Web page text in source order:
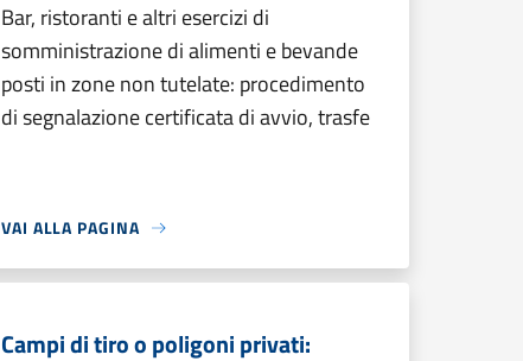
Bar, ristoranti e altri esercizi di
somministrazione di alimenti e bevande
posti in zone non tutelate: procedimento
di segnalazione certificata di avvio, trasfe
VAI ALLA PAGINA
Campi di tiro o poligoni privati: